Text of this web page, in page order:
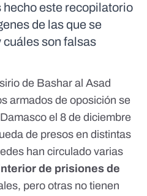
hecho este recopilatorio
de las que se
son falsas
de Bashar al Asad
armados de oposición se
el 8 de diciembre
de presos en distintas
han circulado varias
de prisiones de
pero otras no tienen